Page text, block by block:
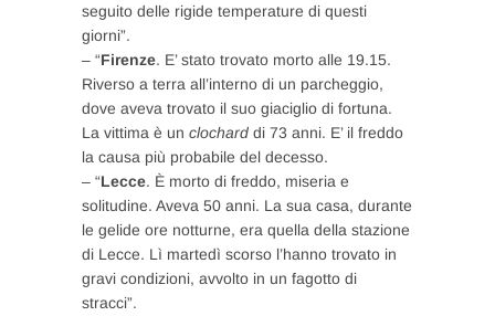
seguito delle rigide temperature di questi
giorni”.
– “Firenze. E’ stato trovato morto alle 19.15.
Riverso a terra all’interno di un parcheggio,
dove aveva trovato il suo giaciglio di fortuna.
La vittima è un clochard di 73 anni. E’ il freddo
la causa più probabile del decesso.
– “Lecce. È morto di freddo, miseria e
solitudine. Aveva 50 anni. La sua casa, durante
le gelide ore notturne, era quella della stazione
di Lecce. Lì martedì scorso l’hanno trovato in
gravi condizioni, avvolto in un fagotto di
stracci”.